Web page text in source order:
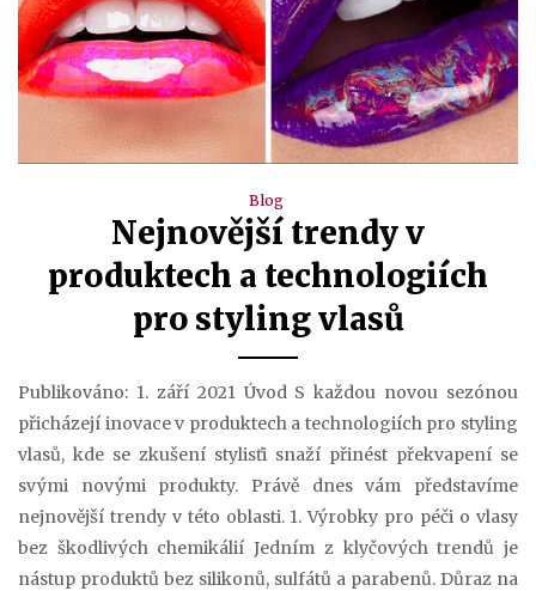
Blog
Nejnovější trendy v
produktech a technologiích
pro styling vlasů
Publikováno: 1. září 2021 Úvod S každou novou sezónou
přicházejí inovace v produktech a technologiích pro styling
vlasů, kde se zkušení stylisťi snaží přinést překvapení se
svými novými produkty. Právě dnes vám představíme
nejnovější trendy v této oblasti. 1. Výrobky pro péči o vlasy
bez škodlivých chemikálií Jedním z klyčových trendů je
nástup produktů bez silikonů, sulfátů a parabenů. Důraz na